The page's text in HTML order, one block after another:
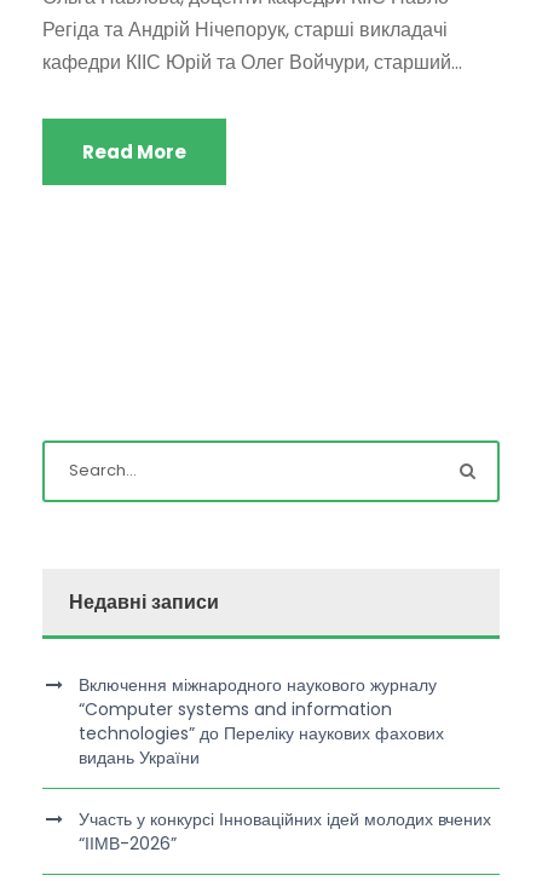
Регіда та Андрій Нічепорук, старші викладачі
кафедри КІІС Юрій та Олег Войчури, старший...
Read More
Недавні записи
Включення міжнародного наукового журналу
“Computer systems and information
technologies” до Переліку наукових фахових
видань України
Участь у конкурсі Інноваційних ідей молодих вчених
“ІІМВ-2026”